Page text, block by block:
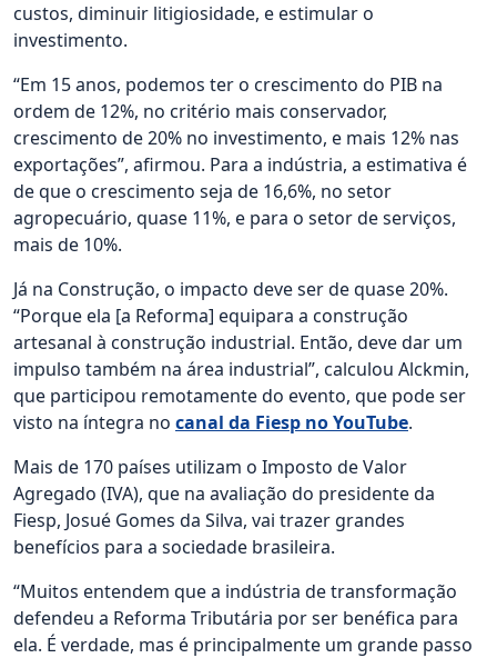
custos, diminuir litigiosidade, e estimular o
investimento.
“Em 15 anos, podemos ter o crescimento do PIB na
ordem de 12%, no critério mais conservador,
crescimento de 20% no investimento, e mais 12% nas
exportações”, afirmou. Para a indústria, a estimativa é
de que o crescimento seja de 16,6%, no setor
agropecuário, quase 11%, e para o setor de serviços,
mais de 10%.
Já na Construção, o impacto deve ser de quase 20%.
“Porque ela [a Reforma] equipara a construção
artesanal à construção industrial. Então, deve dar um
impulso também na área industrial”, calculou Alckmin,
que participou remotamente do evento, que pode ser
visto na íntegra no canal da Fiesp no YouTube.
Mais de 170 países utilizam o Imposto de Valor
Agregado (IVA), que na avaliação do presidente da
Fiesp, Josué Gomes da Silva, vai trazer grandes
benefícios para a sociedade brasileira.
“Muitos entendem que a indústria de transformação
defendeu a Reforma Tributária por ser benéfica para
ela. É verdade, mas é principalmente um grande passo